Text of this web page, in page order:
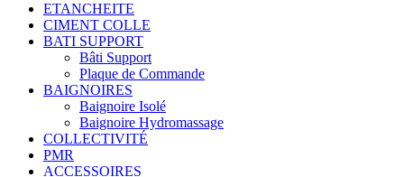
ETANCHEITE
CIMENT COLLE
BATI SUPPORT
Bâti Support
Plaque de Commande
BAIGNOIRES
Baignoire Isolé
Baignoire Hydromassage
COLLECTIVITÉ
PMR
ACCESSOIRES